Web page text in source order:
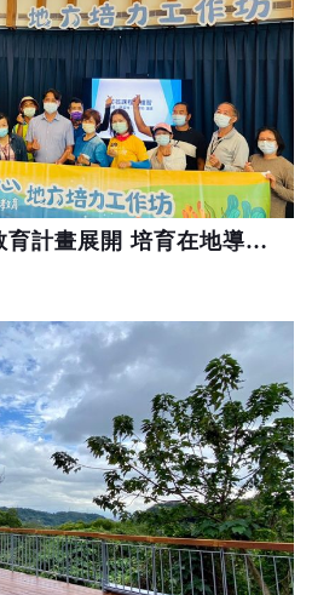
杉原之心海洋保育教育計畫展開 培育在地導覽員推動臺東生態旅遊